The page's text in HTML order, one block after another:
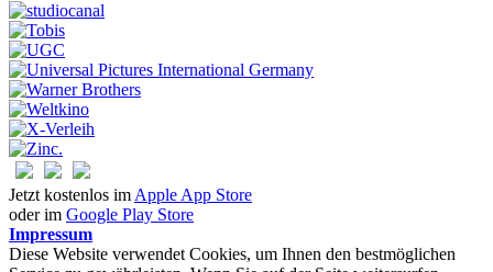
Jetzt kostenlos im Apple App Store
oder im Google Play Store
Impressum
Diese Website verwendet Cookies, um Ihnen den bestmöglichen